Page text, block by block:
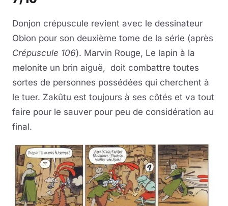
Donjon crépuscule revient avec le dessinateur
Obion pour son deuxième tome de la série (après
Crépuscule 106). Marvin Rouge, Le lapin à la
melonite un brin aiguë, doit combattre toutes
sortes de personnes possédées qui cherchent à
le tuer. Zakûtu est toujours à ses côtés et va tout
faire pour le sauver pour peu de considération au
final.